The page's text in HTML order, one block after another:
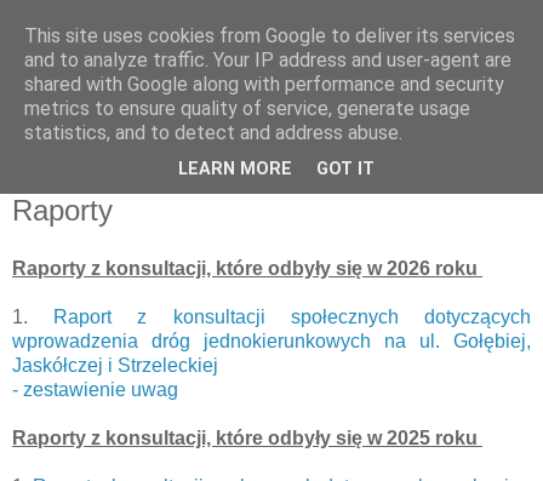
Raporty
Raporty z konsultacji, które odbyły się w 2026 roku
1.
Raport z konsultacji społecznych dotyczących
wprowadzenia dróg jednokierunkowych na ul. Gołębiej,
Jaskółczej i Strzeleckiej
- zestawienie uwag
Raporty z konsultacji, które odbyły się w 2025 roku
This site uses cookies from Google to deliver its services
and to analyze traffic. Your IP address and user-agent are
shared with Google along with performance and security
metrics to ensure quality of service, generate usage
statistics, and to detect and address abuse.
LEARN MORE GOT IT